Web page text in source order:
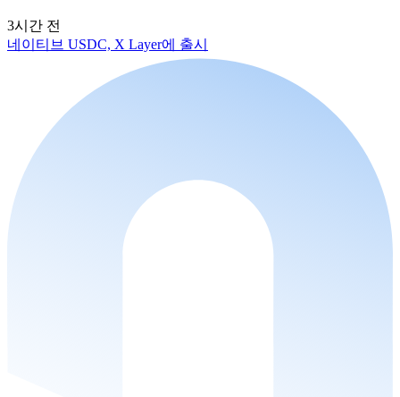
3시간 전
네이티브 USDC, X Layer에 출시